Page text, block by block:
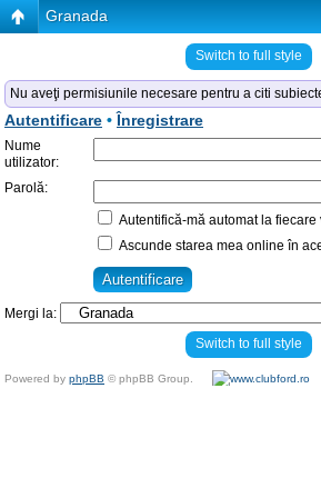
Granada
Switch to full style
Nu aveţi permisiunile necesare pentru a citi
Autentificare • Înregistrare
Nume
utilizator:
Parolă:
Autentifică-mă automat la fiecare
Ascunde starea mea online în
Mergi la:
Switch to full style
Powered by phpBB © phpBB Group.